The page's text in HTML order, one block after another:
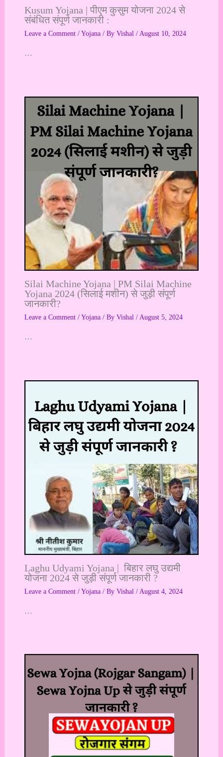
Kusum Yojana | पीएम कुसुम योजना 2024 से
संबंधित संपूर्ण जानकारी :
Leave a Comment / Yojana/ By Vishal / August 10, 2024
…
Silai Machine Yojana | PM Silai Machine
Yojana 2024 (सिलाई मशीन) से जुड़ी संपूर्ण
जानकारी?
Leave a Comment / Yojana/ By Vishal / August 5, 2024
…
Laghu Udyami Yojana | बिहार लघु उद्यमी
योजना 2024 से जुड़ी संपूर्ण जानकारी ?
Leave a Comment / Yojana/ By Vishal / August 4, 2024
…